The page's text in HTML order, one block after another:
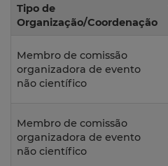
Tipo de
Organização/Coordenação
Membro de comissão
organizadora de evento
não científico
Membro de comissão
organizadora de evento
não científico